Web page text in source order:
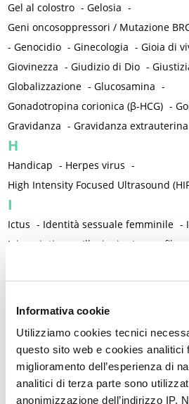
Informativa cookie
Utilizziamo cookies tecnici
questo sito web e cookies analitici
miglioramento dell’esperienza di
analitici di terza parte sono
anonimizzazione dell’indirizzo IP.
Gel al colostro -Gelosia -
Geni oncosoppressori / Mutazione
-Genocidio -Ginecologia -Gioia di
Giovinezza -Giudizio di Dio -
Globalizzazione -Glucosamina -
Gonadotropina corionica (β-HCG) -
Gravidanza -Gravidanza extrauterina
H
Handicap - Herpes virus -
High Intensity Focused Ultrasound
I
Ictus - Identità sessuale femminile -
Igiene intima
Illusioni Imene
Immortalità -Impianto
Indice di massa corporea (Body mass
Indifferenza -Indignazione -
Infanzia -Infarto miocardico -